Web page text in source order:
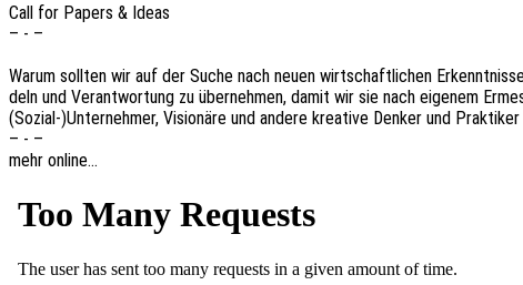
Call for Papers & Ideas
– - –
Warum soll­ten wir auf der Suche nach neuen wirt­schaft­li­chen
deln und Verant­wor­tung zu über­neh­men, damit wir sie nach eige­nem
(Sozial-)Unternehmer, Visio­nä­re und andere krea­ti­ve Denker und
– - –
mehr online…